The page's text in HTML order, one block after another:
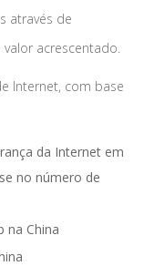
através de
acrescentado.
Internet, com base
da Internet em
no número de
na China